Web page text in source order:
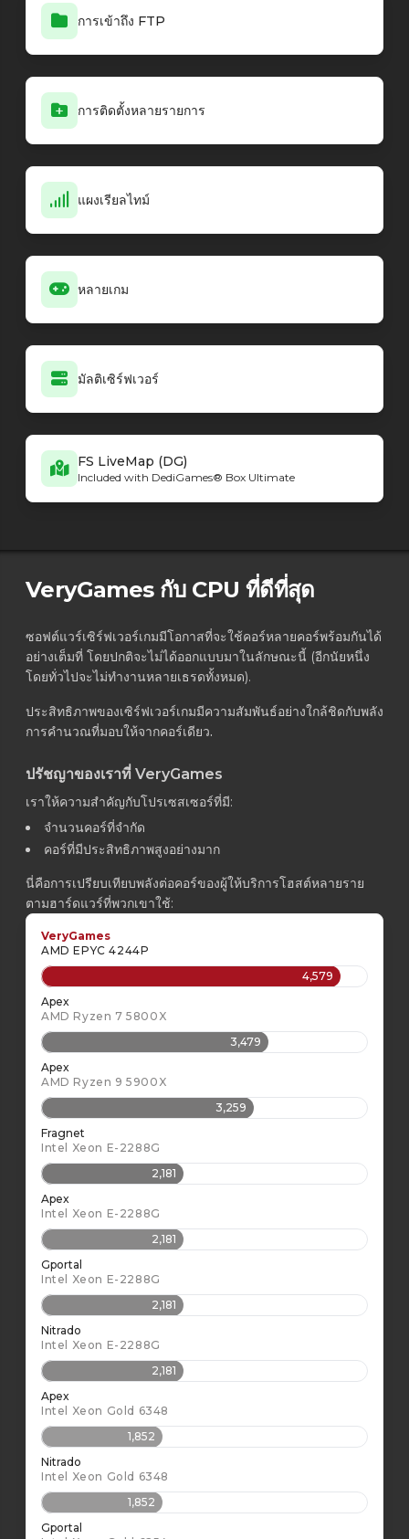
การเข้าถึง FTP
การติดตั้งหลายรายการ
แผงเรียลไทม์
หลายเกม
มัลติเซิร์ฟเวอร์
FS LiveMap (DG)
Included with DediGames® Box Ultimate
VeryGames กับ CPU ที่ดีที่สุด
ซอฟต์แวร์เซิร์ฟเวอร์เกมมีโอกาสที่จะใช้คอร์หลายคอร์พร้อมกันได้
อย่างเต็มที่ โดยปกติจะไม่ได้ออกแบบมาในลักษณะนี้ (อีกนัยหนึ่ง
โดยทั่วไปจะไม่ทำงานหลายเธรดทั้งหมด).
ประสิทธิภาพของเซิร์ฟเวอร์เกมมีความสัมพันธ์อย่างใกล้ชิดกับพลัง
การคำนวณที่มอบให้จากคอร์เดียว.
ปรัชญาของเราที่ VeryGames
เราให้ความสำคัญกับโปรเซสเซอร์ที่มี:
จำนวนคอร์ที่จำกัด
คอร์ที่มีประสิทธิภาพสูงอย่างมาก
นี่คือการเปรียบเทียบพลังต่อคอร์ของผู้ให้บริการโฮสต์หลายราย
ตามฮาร์ดแวร์ที่พวกเขาใช้:
VeryGames
AMD EPYC 4244P
4,579
Apex
AMD Ryzen 7 5800X
3,479
Apex
AMD Ryzen 9 5900X
3,259
Fragnet
Intel Xeon E-2288G
2,181
Apex
Intel Xeon E-2288G
2,181
Gportal
Intel Xeon E-2288G
2,181
Nitrado
Intel Xeon E-2288G
2,181
Apex
Intel Xeon Gold 6348
1,852
Nitrado
Intel Xeon Gold 6348
1,852
Gportal